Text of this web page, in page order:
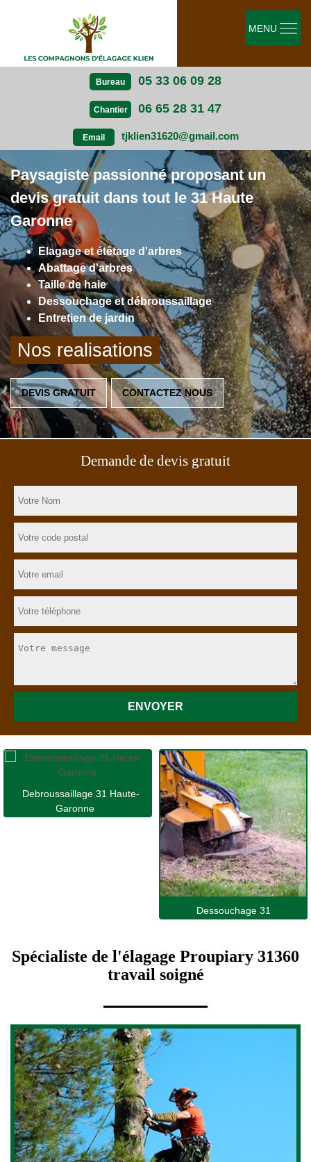
Bureau 05 33 06 09 28
Chantier 06 65 28 31 47
Email tjklien31620@gmail.com
MENU
Paysagiste passionné proposant un
devis gratuit dans tout le 31 Haute
Garonne
Elagage et étêtage d'arbres
Abattage d'arbres
Taille de haie
Dessouchage et débroussaillage
Entretien de jardin
Nos realisations
DEVIS GRATUIT CONTACTEZ NOUS
Demande de devis gratuit
Debroussaillage 31 Haute-
Garonne
Dessouchage 31
Spécialiste de l'élagage Proupiary 31360
travail soigné